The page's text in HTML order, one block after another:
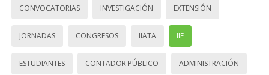
CONVOCATORIAS INVESTIGACIÓN EXTENSIÓN
JORNADAS CONGRESOS IIATA IIE
ESTUDIANTES CONTADOR PÚBLICO ADMINISTRACIÓN